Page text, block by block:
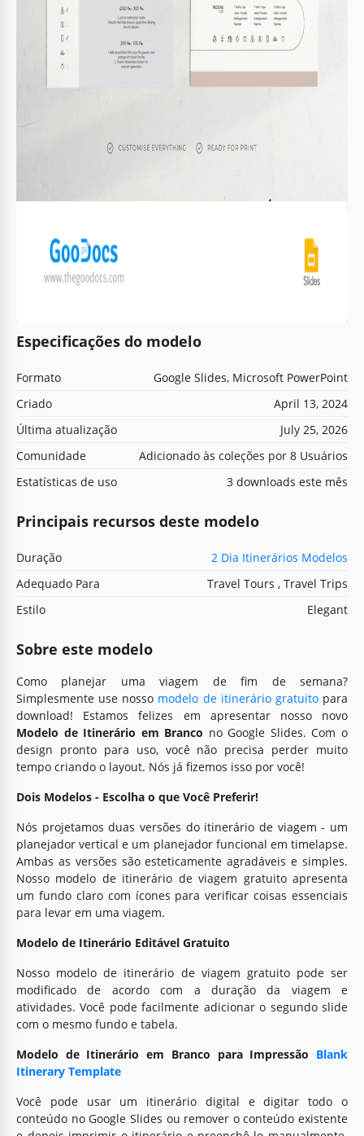
Especificações do modelo
Formato
Google Slides, Microsoft PowerPoint
Criado
April 13, 2024
Última atualização
July 25, 2026
Comunidade
Adicionado às coleções por 8 Usuários
Estatísticas de uso
3 downloads este mês
Principais recursos deste modelo
Duração
2 Dia Itinerários Modelos
Adequado Para
Travel Tours , Travel Trips
Estilo
Elegant
Sobre este modelo
Como planejar uma viagem de fim de semana?
Simplesmente use nosso modelo de itinerário gratuitopara
download! Estamos felizes em apresentar nosso novo
Modelo de Itinerário em Branco no Google Slides. Com o
design pronto para uso, você não precisa perder muito
tempo criando o layout. Nós já fizemos isso por você!
Dois Modelos - Escolha o que Você Preferir!
Nós projetamos duas versões do itinerário de viagem - um
planejador vertical e um planejador funcional em timelapse.
Ambas as versões são esteticamente agradáveis e simples.
Nosso modelo de itinerário de viagem gratuito apresenta
um fundo claro com ícones para verificar coisas essenciais
para levar em uma viagem.
Modelo de Itinerário Editável Gratuito
Nosso modelo de itinerário de viagem gratuito pode ser
modificado de acordo com a duração da viagem e
atividades. Você pode facilmente adicionar o segundo slide
com o mesmo fundo e tabela.
Modelo de Itinerário em Branco para Impressão Blank
Itinerary Template
Você pode usar um itinerário digital e digitar todo o
conteúdo no Google Slides ou remover o conteúdo existente